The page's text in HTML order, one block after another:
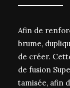
Afin de
brume,
de créer.
de fusion
tamisée, afin